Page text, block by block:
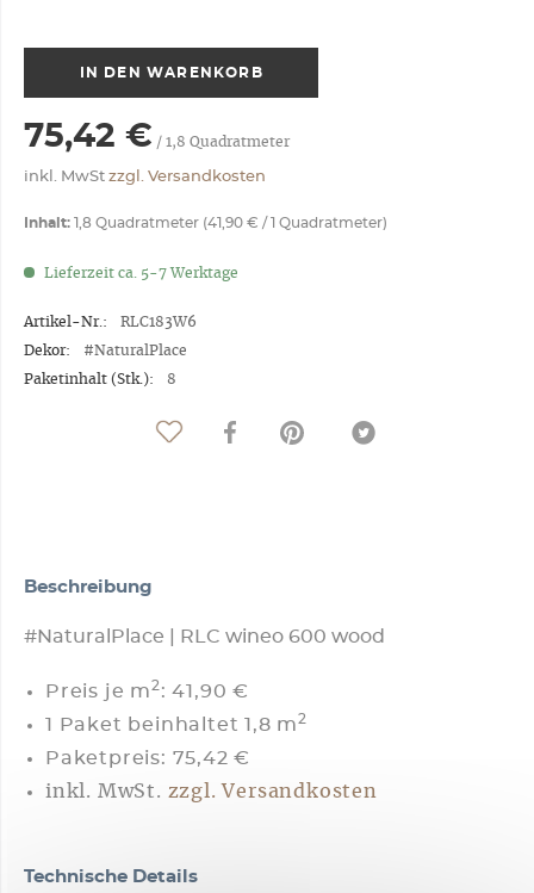
IN DEN WARENKORB
75,42 € / 1,8 Quadratmeter
inkl. MwSt zzgl. Versandkosten
Inhalt: 1,8 Quadratmeter (41,90 € / 1 Quadratmeter)
Lieferzeit ca. 5-7 Werktage
Artikel-Nr.:
RLC183W6
Dekor:
#NaturalPlace
Paketinhalt (Stk.):
8
Beschreibung
#NaturalPlace | RLC wineo 600 wood
Preis je m2 :41,90 €
1 Paket beinhaltet 1,8 m2
Paketpreis: 75,42 €
inkl. MwSt. zzgl. Versandkosten
Technische Details